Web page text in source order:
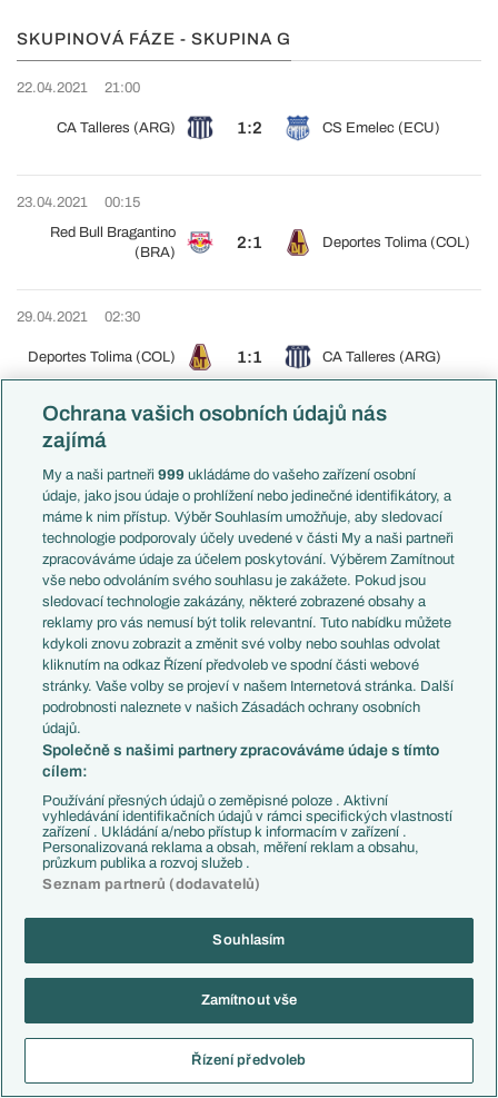
SKUPINOVÁ FÁZE - SKUPINA G
22.04.2021 21:00
CA Talleres (ARG) 1:2 CS Emelec (ECU)
23.04.2021
00:15
Red Bull Bragantino
(BRA)
2:1 Deportes Tolima (COL)
29.04.2021 02:30
Deportes Tolima (COL) 1:1 CA Talleres (ARG)
29.04.2021
CS Emelec (ECU) 3:0
(BRA)
06.05.2021
02:30
Red Bull Bragantino
(BRA)
0:1 CA Talleres (ARG)
08.05.2021 02:00
Deportes Tolima (COL) 1:1 CS Emelec (ECU)
12.05.2021
CA Talleres (ARG) 0:0 Deportes Tolima (COL)
12.05.2021
02:30
Red Bull Bragantino
2:0
0:1
Red Bull Bragantino
Ochrana vašich osobních údajů nás
zajímá
My a naši partneři999 ukládáme do vašeho zařízení osobní
údaje, jako jsou údaje o prohlížení nebo jedinečné identifikátory, a
máme k nim přístup. Výběr Souhlasím umožňuje, aby sledovací
technologie podporovaly účely uvedené v části My a naši partneři
zpracováváme údaje za účelem poskytování. Výběrem Zamítnout
vše nebo odvoláním svého souhlasu je zakážete. Pokud jsou
sledovací technologie zakázány, některé zobrazené obsahy a
reklamy pro vás nemusí být tolik relevantní. Tuto nabídku můžete
kdykoli znovu zobrazit a změnit své volby nebo souhlas odvolat
kliknutím na odkaz Řízení předvoleb ve spodní části webové
stránky. Vaše volby se projeví v našem Internetová stránka. Další
podrobnosti naleznete v našich Zásadách ochrany osobních
údajů.
Společně s našimi partnery zpracováváme údaje s tímto
cílem:
Používání přesných údajů o zeměpisné poloze . Aktivní
vyhledávání identifikačních údajů v rámci specifických vlastností
zařízení . Ukládání a/nebo přístup k informacím v zařízení .
Personalizovaná reklama a obsah, měření reklam a obsahu,
průzkum publika a rozvoj služeb .
Seznam partnerů (dodavatelů)
Souhlasím
Zamítnout vše
Řízení předvoleb